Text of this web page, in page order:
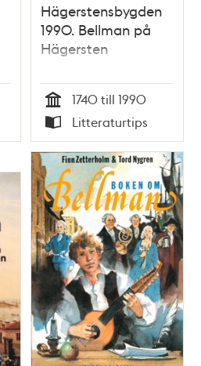
Hägerstensbygden
1990. Bellman på
Hägersten
Tid
1740 till 1990
Typ
Litteraturtips